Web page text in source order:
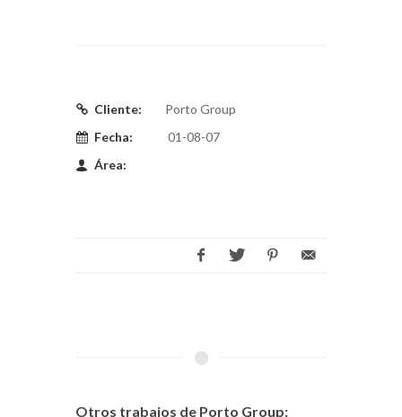
Cliente:
Porto Group
Fecha:
01-08-07
Área:
Otros trabajos de Porto Group: